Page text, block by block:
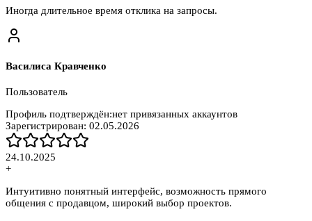
Иногда длительное время отклика на запросы.
Василиса Кравченко
Пользователь
Профиль подтверждён:нет привязанных аккаунтов
Зарегистрирован: 02.05.2026
24.10.2025
+
Интуитивно понятный интерфейс, возможность прямого
общения с продавцом, широкий выбор проектов.